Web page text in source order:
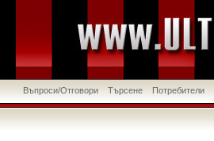
Въпроси/Отговори Търсене Потребители